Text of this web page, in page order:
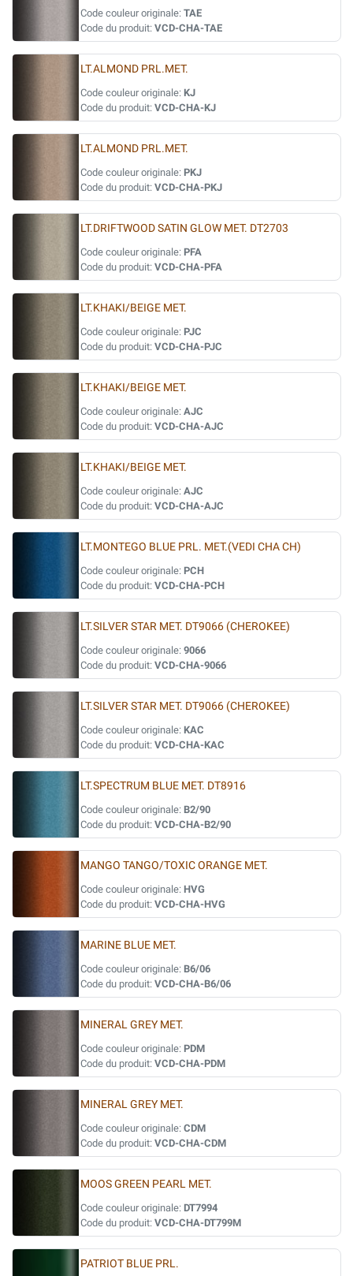
Code couleur originale: TAE
Code du produit: VCD-CHA-TAE
LT.ALMOND PRL.MET.
Code couleur originale: KJ
Code du produit: VCD-CHA-KJ
LT.ALMOND PRL.MET.
Code couleur originale: PKJ
Code du produit: VCD-CHA-PKJ
LT.DRIFTWOOD SATIN GLOW MET. DT2703
Code couleur originale: PFA
Code du produit: VCD-CHA-PFA
LT.KHAKI/BEIGE MET.
Code couleur originale: PJC
Code du produit: VCD-CHA-PJC
LT.KHAKI/BEIGE MET.
Code couleur originale: AJC
Code du produit: VCD-CHA-AJC
LT.KHAKI/BEIGE MET.
Code couleur originale: AJC
Code du produit: VCD-CHA-AJC
LT.MONTEGO BLUE PRL. MET.(VEDI CHA CH)
Code couleur originale: PCH
Code du produit: VCD-CHA-PCH
LT.SILVER STAR MET. DT9066 (CHEROKEE)
Code couleur originale: 9066
Code du produit: VCD-CHA-9066
LT.SILVER STAR MET. DT9066 (CHEROKEE)
Code couleur originale: KAC
Code du produit: VCD-CHA-KAC
LT.SPECTRUM BLUE MET. DT8916
Code couleur originale: B2/90
Code du produit: VCD-CHA-B2/90
MANGO TANGO/TOXIC ORANGE MET.
Code couleur originale: HVG
Code du produit: VCD-CHA-HVG
MARINE BLUE MET.
Code couleur originale: B6/06
Code du produit: VCD-CHA-B6/06
MINERAL GREY MET.
Code couleur originale: PDM
Code du produit: VCD-CHA-PDM
MINERAL GREY MET.
Code couleur originale: CDM
Code du produit: VCD-CHA-CDM
MOOS GREEN PEARL MET.
Code couleur originale: DT7994
Code du produit: VCD-CHA-DT799M
PATRIOT BLUE PRL.